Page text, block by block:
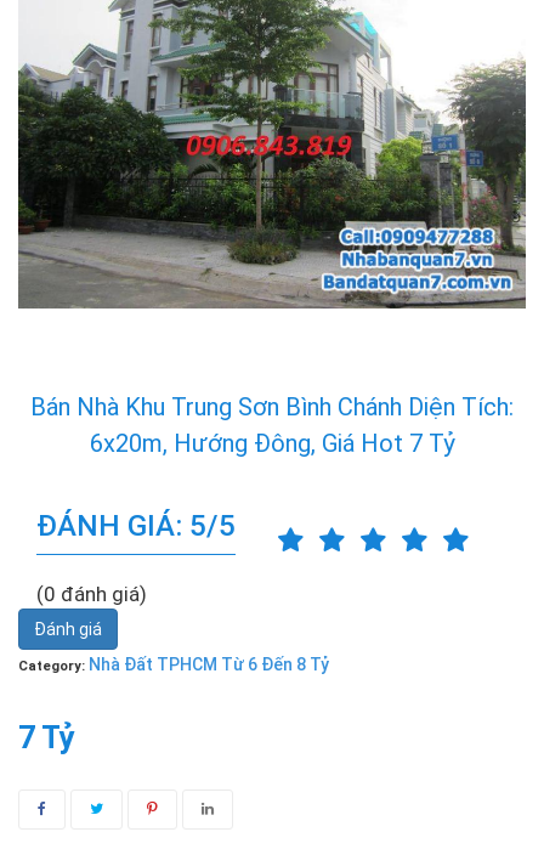
Bán Nhà Khu Trung Sơn Bình Chánh Diện Tích:
6x20m, Hướng Đông, Giá Hot 7 Tỷ
ĐÁNH GIÁ: 5/5
(0 đánh giá)
Đánh giá
Category: Nhà Đất TPHCM Từ 6 Đến 8 Tỷ
7 Tỷ